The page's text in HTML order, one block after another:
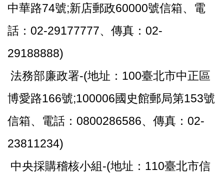
中華路74號;新店郵政60000號信箱、電
話：02-29177777、傳真：02-
29188888)
法務部廉政署-(地址：100臺北市中正區
博愛路166號;100006國史館郵局第153號
信箱、電話：0800286586、傳真：02-
23811234)
中央採購稽核小組-(地址：110臺北市信